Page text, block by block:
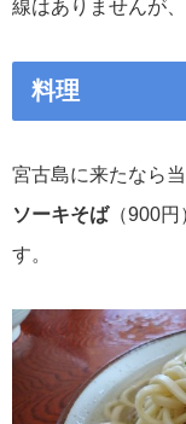
線はありませんが
料理
宮古島に来たなら
ソーキそば（900円
す。